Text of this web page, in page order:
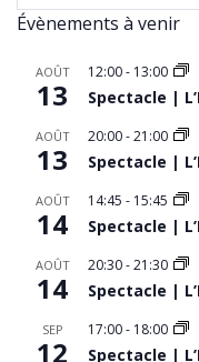
Évènements à venir
AOÛT
13
12:00- 13:00
Spectacle |
AOÛT
13
20:00-21:00
Spectacle |
AOÛT
14
14:45 - 15:45
Spectacle |
AOÛT
14
20:30-21:30
Spectacle |
SEP
12
17:00- 18:00
Spectacle |